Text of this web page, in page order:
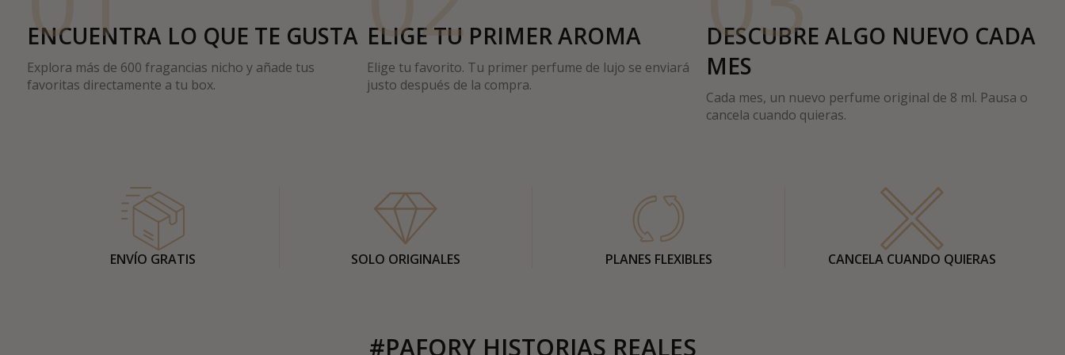
ENCUENTRA LO QUE TE GUSTA
Explora más de 600 fragancias nicho y añade tus
favoritas directamente a tu box.
ELIGE TU PRIMER AROMA
Elige tu favorito. Tu primer perfume de lujo se enviará
justo después de la compra.
DESCUBRE ALGO NUEVO CADA
MES
Cada mes, un nuevo perfume original de 8 ml. Pausa o
cancela cuando quieras.
ENVÍO GRATIS SOLO ORIGINALES PLANES FLEXIBLES CANCELA CUANDO QUIERAS
#PAFORY HISTORIAS REALES